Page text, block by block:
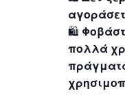
🛍️
πολλά